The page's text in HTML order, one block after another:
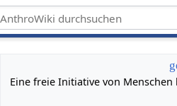
Eine freie Initiative von Menschen